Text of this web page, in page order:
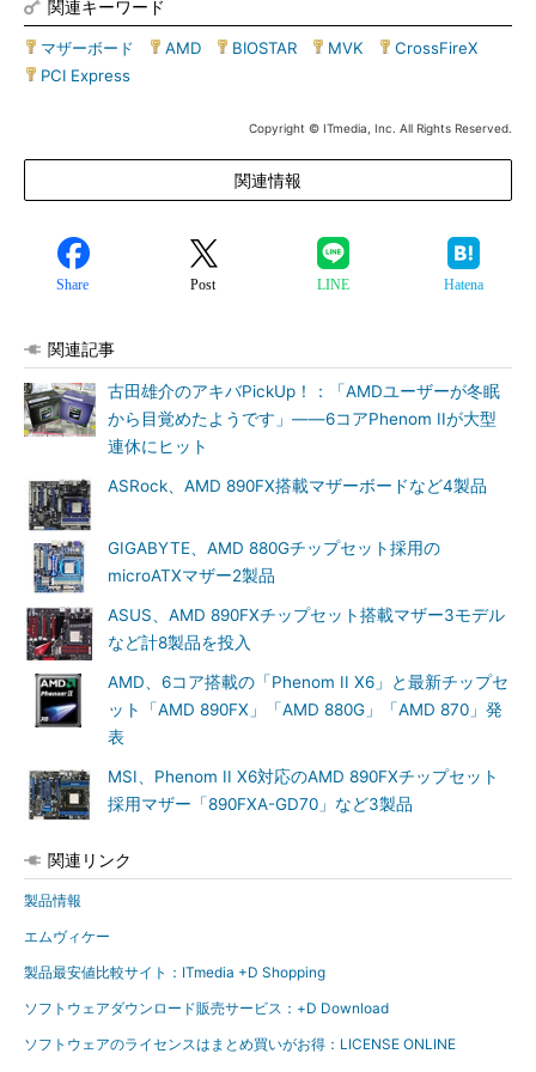
関連キーワード
マザーボード AMD BIOSTAR MVK CrossFireX
PCI Express
Copyright © ITmedia, Inc. All Rights Reserved.
関連情報
Share Post LINE Hatena
関連記事
古田雄介のアキバPickUp！：「AMDユーザーが冬眠
から目覚めたようです」――6コアPhenom IIが大型
連休にヒット
ASRock、AMD 890FX搭載マザーボードなど4製品
GIGABYTE、AMD 880Gチップセット採用の
microATXマザー2製品
ASUS、AMD 890FXチップセット搭載マザー3モデル
など計8製品を投入
AMD、6コア搭載の「Phenom II X6」と最新チップセ
ット「AMD 890FX」「AMD 880G」「AMD 870」発
表
MSI、Phenom II X6対応のAMD 890FXチップセット
採用マザー「890FXA-GD70」など3製品
関連リンク
製品情報
エムヴィケー
製品最安値比較サイト：ITmedia +D Shopping
ソフトウェアダウンロード販売サービス：+D Download
ソフトウェアのライセンスはまとめ買いがお得：LICENSE ONLINE